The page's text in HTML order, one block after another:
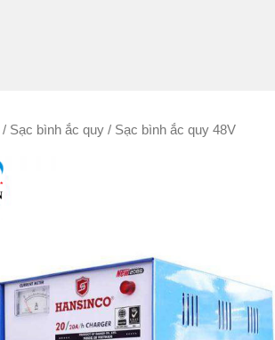
/ Sạc bình ắc quy / Sạc bình ắc quy 48V